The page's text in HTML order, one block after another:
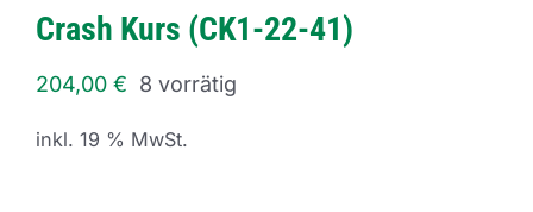
Crash Kurs (CK1-22-41)
204,00 € 8 vorrätig
inkl. 19 % MwSt.